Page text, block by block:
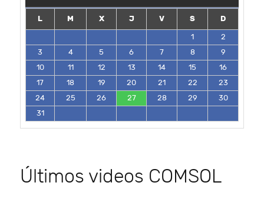
L M X J V S
D
1
2
3
4 5 6 7 8
9
10
11 12 13 14 15
16
17
18 19 20 21 22
23
24
25 26 27 28 29
30
31
Últimos videos COMSOL